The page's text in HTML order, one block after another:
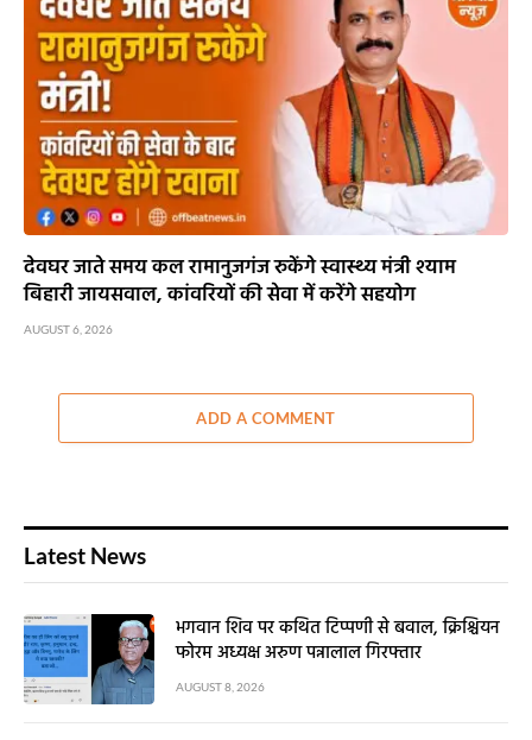
देवघर जाते समय कल रामानुजगंज रुकेंगे स्वास्थ्य मंत्री श्याम
बिहारी जायसवाल, कांवरियों की सेवा में करेंगे सहयोग
AUGUST 6, 2026
ADD A COMMENT
Latest News
भगवान शिव पर कथित टिप्पणी से बवाल, क्रिश्चियन
फोरम अध्यक्ष अरुण पन्नालाल गिरफ्तार
AUGUST 8, 2026